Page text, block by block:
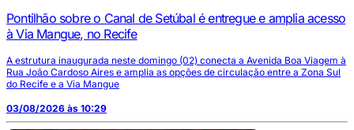
Pontilhão sobre o Canal de Setúbal é entregue e amplia acesso
à Via Mangue, no Recife
A estrutura inaugurada neste domingo (02) conecta a Avenida Boa Viagem à
Rua João Cardoso Aires e amplia as opções de circulação entre a Zona Sul
do Recife e a Via Mangue
03/08/2026 às 10:29